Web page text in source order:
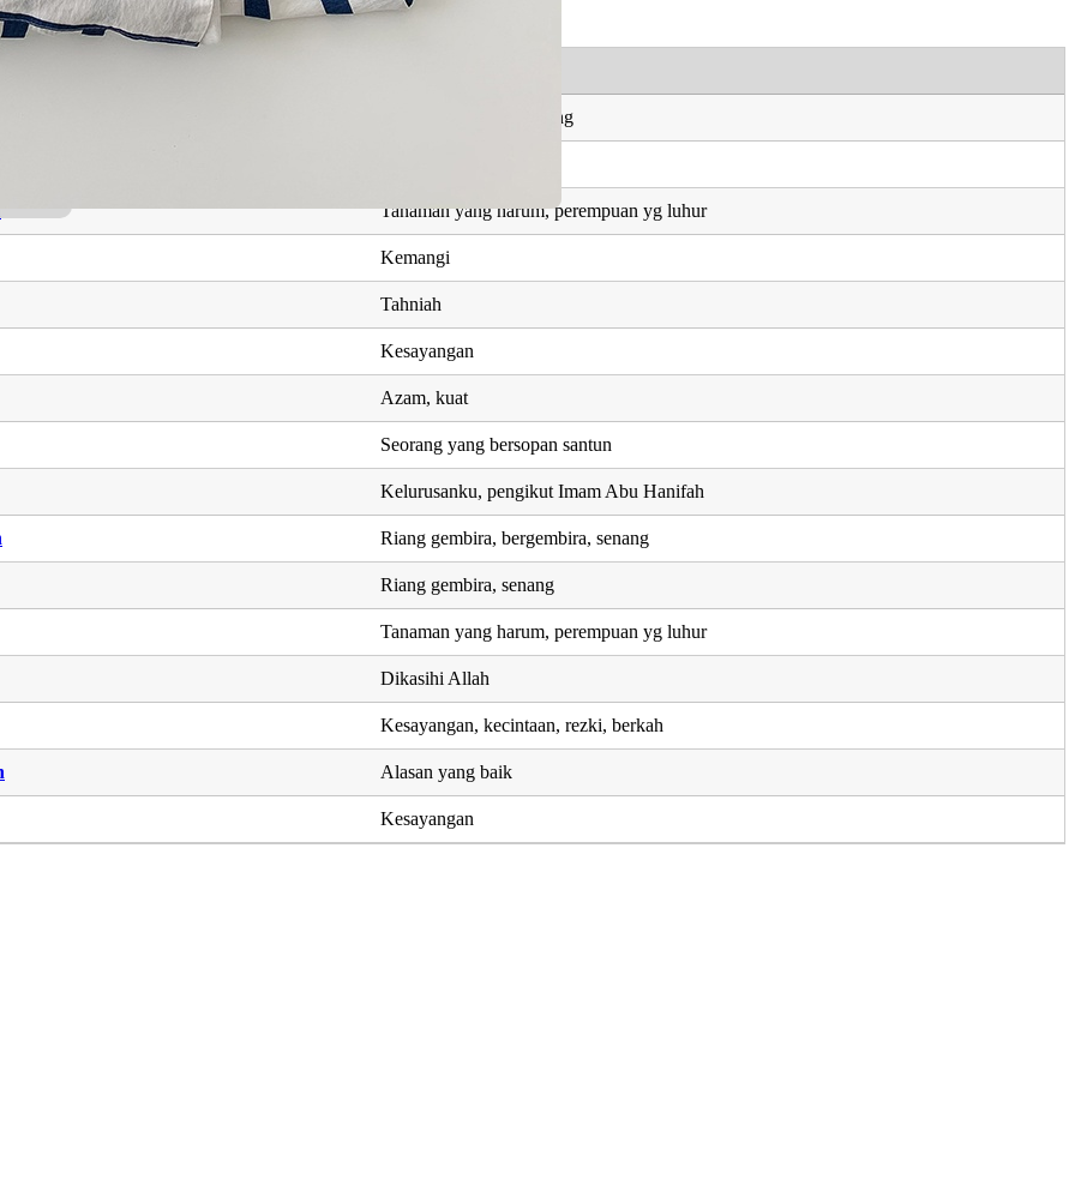
Berkaitan dengan Hana Aryssa
Penjaga rampasan perang
Tanaman yang harum, perempuan yg luhur
Kemangi
Tahniah
Kesayangan
Azam, kuat
Seorang yang bersopan santun
Kelurusanku, pengikut Imam Abu Hanifah
Riang gembira, bergembira, senang
Riang gembira, senang
Tanaman yang harum, perempuan yg luhur
Dikasihi Allah
Kesayangan, kecintaan, rezki, berkah
Alasan yang baik
Kesayangan